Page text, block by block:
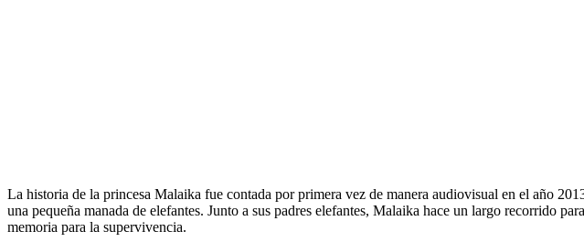
La historia de la princesa Malaika fue contada por primera vez de manera audiovisual en el año
una pequeña manada de elefantes. Junto a sus padres elefantes, Malaika hace un largo recorrido
memoria para la supervivencia.